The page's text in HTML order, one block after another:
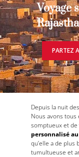
Voyage
PARTEZ
Depuis la nuit
Nous avons
somptueux et
personnalisé
qu’elle a de
tumultueuse et